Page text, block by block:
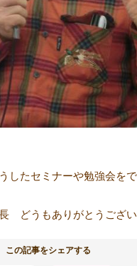
したセミナーや勉強会を
どうもありがとうござい
この記事をシェアする